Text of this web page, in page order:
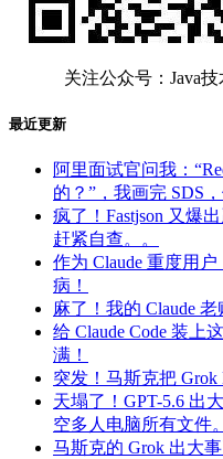
关注公众号：Java
最近更新
阿里面试官问我：
的？”，我画完 SDS
疯了！Fastjson 又爆
赶紧自查。。
作为 Claude 重度用
病！
麻了！我的 Claude
给 Claude Code 装上
满！
突发！马斯克把 Grok
天塌了！GPT-5.6 出
空多人电脑所有文件
马斯克的 Grok 出大事